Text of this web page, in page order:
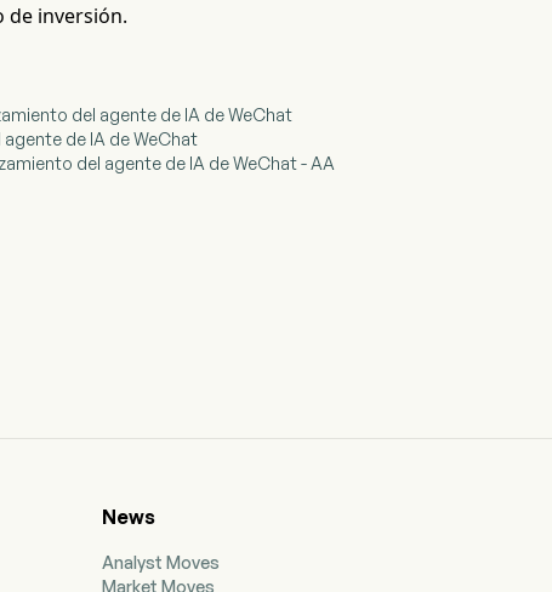
de inversión.
del agente de IA de WeChat
de IA de WeChat
del agente de IA de WeChat - AA
News
Analyst Moves
Market Moves